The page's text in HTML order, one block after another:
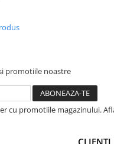
promotiile noastre
cu promotiile magazinului.
CLIENTI